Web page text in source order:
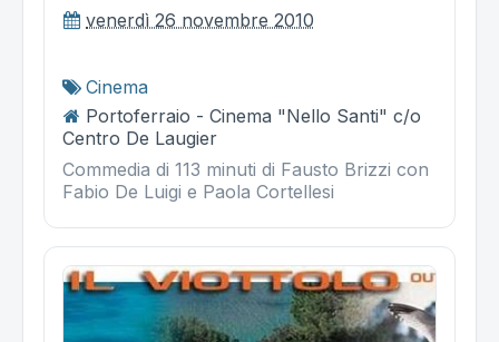
venerdì 26 novembre 2010
Cinema
Portoferraio - Cinema "Nello Santi" c/o
Centro De Laugier
Commedia di 113 minuti di Fausto Brizzi con
Fabio De Luigi e Paola Cortellesi